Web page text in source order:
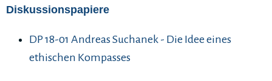
Diskussionspapiere
DP 18-01 Andreas Suchanek - Die Idee eines
ethischen Kompasses